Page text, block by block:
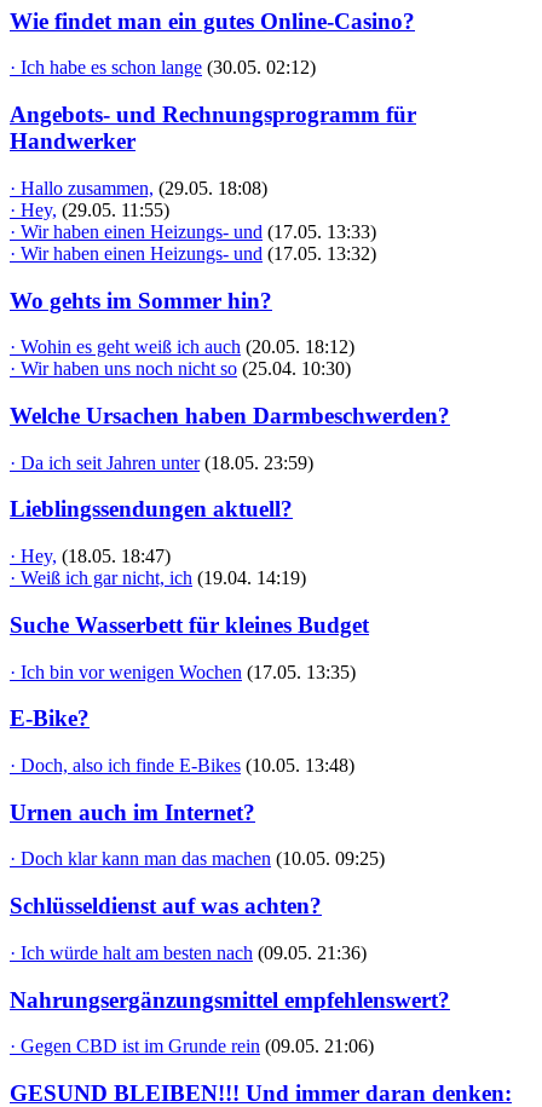
Wie findet man ein gutes Online-Casino?
· Ich habe es schon lange (30.05. 02:12)
Angebots- und Rechnungsprogramm für
Handwerker
· Hallo zusammen, (29.05. 18:08)
· Hey, (29.05. 11:55)
· Wir haben einen Heizungs- und (17.05. 13:33)
· Wir haben einen Heizungs- und (17.05. 13:32)
Wo gehts im Sommer hin?
· Wohin es geht weiß ich auch (20.05. 18:12)
· Wir haben uns noch nicht so (25.04. 10:30)
Welche Ursachen haben Darmbeschwerden?
· Da ich seit Jahren unter (18.05. 23:59)
Lieblingssendungen aktuell?
· Hey, (18.05. 18:47)
· Weiß ich gar nicht, ich (19.04. 14:19)
Suche Wasserbett für kleines Budget
· Ich bin vor wenigen Wochen (17.05. 13:35)
E-Bike?
· Doch, also ich finde E-Bikes (10.05. 13:48)
Urnen auch im Internet?
· Doch klar kann man das machen (10.05. 09:25)
Schlüsseldienst auf was achten?
· Ich würde halt am besten nach (09.05. 21:36)
Nahrungsergänzungsmittel empfehlenswert?
· Gegen CBD ist im Grunde rein (09.05. 21:06)
GESUND BLEIBEN!!! Und immer daran denken: